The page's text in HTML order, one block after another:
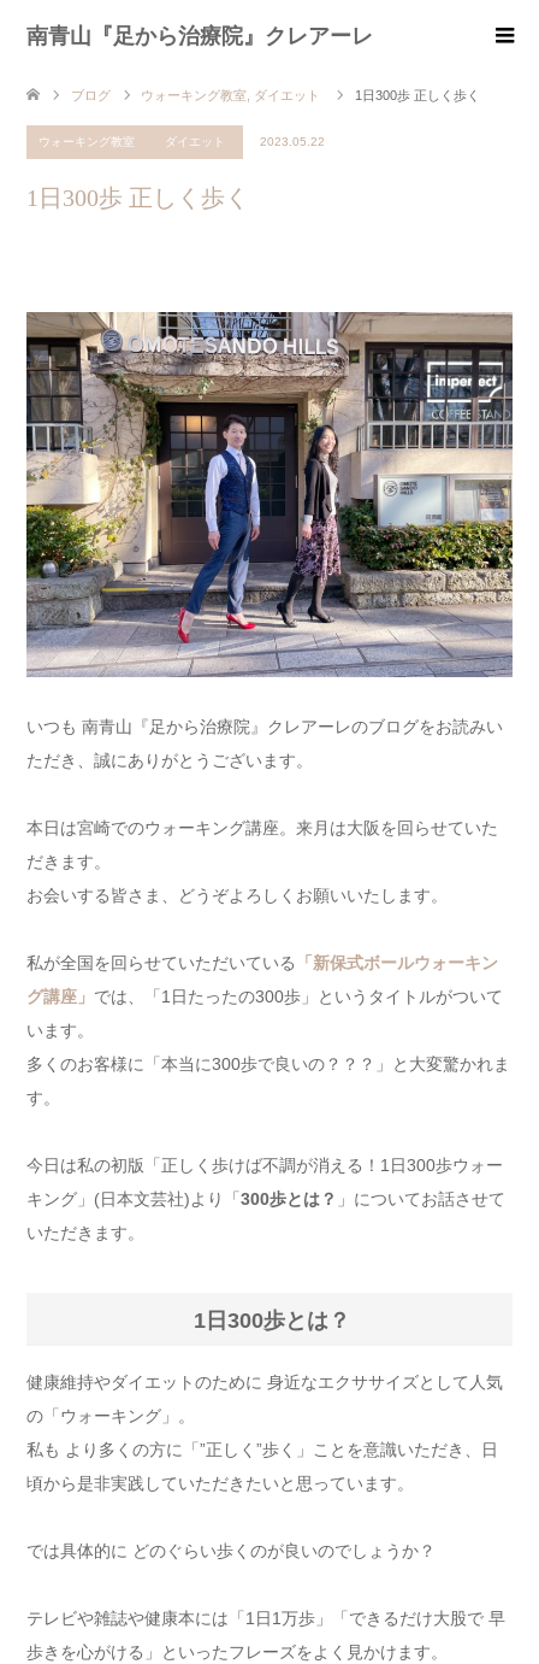
南青山『足から治療院』クレアーレ
ブログ ウォーキング教室 ダイエット 1日300歩 正しく歩く
ウォーキング教室 ダイエット 2023.05.22
1日300歩 正しく歩く
いつも 南青山『足から治療院』クレアーレのブログをお読みい
ただき、誠にありがとうございます。
本日は宮崎でのウォーキング講座。来月は大阪を回らせていた
だきます。
お会いする皆さま、どうぞよろしくお願いいたします。
私が全国を回らせていただいている
「新保式ボールウォーキン
グ講座」 では、「1日たったの300歩」というタイトルがついて
います。
多くのお客様に「本当に300歩で良いの？？？」と大変驚かれま
す。
今日は私の初版「正しく歩けば不調が消える！1日300歩ウォー
キング」(日本文芸社)より「 300歩とは？ 」についてお話させて
いただきます。
1日300歩とは？
健康維持やダイエットのために 身近なエクササイズとして人気
の「ウォーキング」。
私も より多くの方に「”正しく”歩く」ことを意識いただき、日
頃から是非実践していただきたいと思っています。
では具体的に どのぐらい歩くのが良いのでしょうか？
テレビや雑誌や健康本には「1日1万歩」「できるだけ大股で 早
歩きを心がける」といったフレーズをよく見かけます。